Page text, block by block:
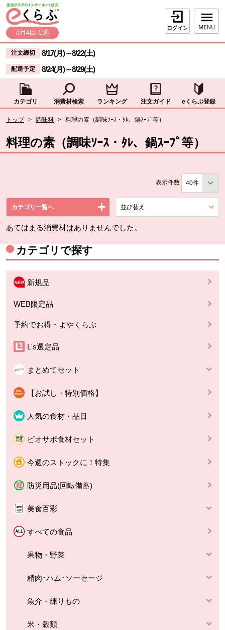
ページの先頭です。
本文へジャンプする。
8月4回 C週
ログイン
ここからサイト内共通メニューです。
サイト内共通メニューをスキップする
注文締切 8/17(月)～8/22(土)
配達予定 8/24(月)～8/29(土)
カテゴリ 消費材検索 ランキング 注文ガイド eくらぶ登録
トップ > 調味料 > 料理の素（調味ｿｰｽ・ﾀﾚ、鍋ｽｰﾌﾟ等）
料理の素（調味ｿｰｽ・ﾀﾚ、鍋ｽｰﾌﾟ等）
表示件数
カテゴリ一覧へ 並び替え
あてはまる消費材はありませんでした。
カテゴリで探す
新規品
WEB限定品
予約でお得・よやくらぶ
L's選定品
まとめてセット
【お試し・特別価格】
人気の食材・品目
ビオサポ食材セット
今週のストックに！特集
防災用品(回転備蓄)
美食百彩
すべての食品
果物・野菜
精肉･ハム･ソーセージ
魚介・練りもの
米・穀類